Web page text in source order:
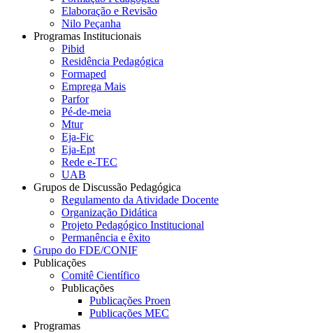
Elaboração e Revisão
Nilo Peçanha
Programas Institucionais
Pibid
Residência Pedagógica
Formaped
Emprega Mais
Parfor
Pé-de-meia
Mtur
Eja-Fic
Eja-Ept
Rede e-TEC
UAB
Grupos de Discussão Pedagógica
Regulamento da Atividade Docente
Organização Didática
Projeto Pedagógico Institucional
Permanência e êxito
Grupo do FDE/CONIF
Publicações
Comitê Científico
Publicações
Publicações Proen
Publicações MEC
Programas